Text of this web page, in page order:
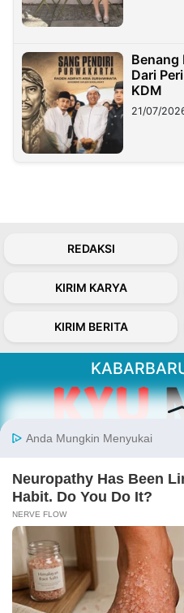
Benang
Dari
KDM
21/07/
REDAKSI
KIRIM KARYA
KIRIM BERITA
Kabarbaru.co
Follow